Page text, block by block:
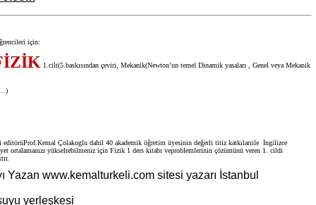
için:
1.cilt(5.baskısından çeviri, Mekanik(Newton’un temel Dinamik yasaları , Genel veya Mekanik
editörüProf.Kemal Çolakoglu dahil 40 akademik öğretim üyesinin değerli titiz katkılarıile İngilizce
ortalamanızı yükseltebilmeniz için Fizik 1 ders kitabı veproblemlerinin çözümünü veren 1. cildi
Yazan www.kemalturkeli.com sitesi yazarı İstanbul
yerleşkesi